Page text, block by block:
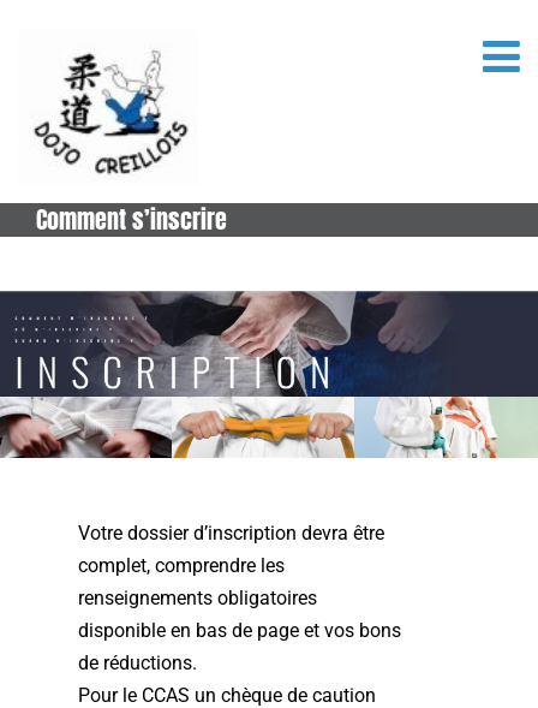
Comment s’inscrire
Votre dossier d’inscription devra être
complet, comprendre les
renseignements obligatoires
disponible en bas de page et vos bons
de réductions.
Pour le CCAS un chèque de caution